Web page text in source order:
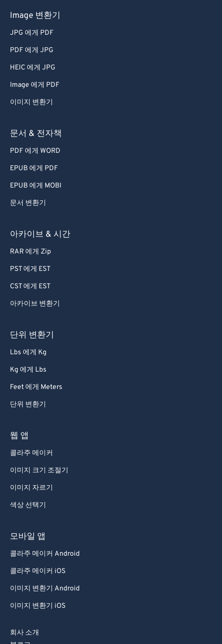
Image 변환기
JPG 에게 PDF
PDF 에게 JPG
HEIC 에게 JPG
Image 에게 PDF
이미지 변환기
문서 & 전자책
PDF 에게 WORD
EPUB 에게 PDF
EPUB 에게 MOBI
문서 변환기
아카이브 & 시간
RAR 에게 Zip
PST 에게 EST
CST 에게 EST
아카이브 변환기
단위 변환기
Lbs 에게 Kg
Kg 에게 Lbs
Feet 에게 Meters
단위 변환기
웹 앱
콜라주 메이커
이미지 크기 조절기
이미지 자르기
색상 선택기
모바일 앱
콜라주 메이커 Android
콜라주 메이커 iOS
이미지 변환기 Android
이미지 변환기 iOS
회사 소개